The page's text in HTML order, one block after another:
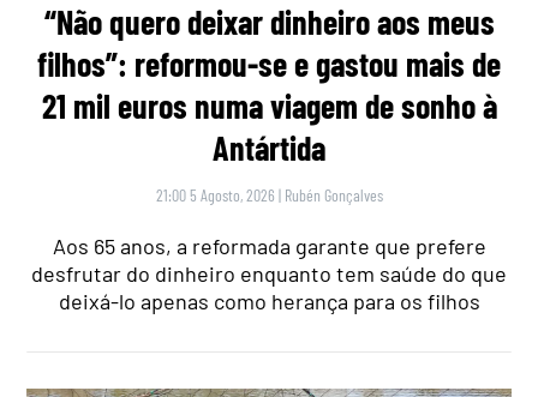
“Não quero deixar dinheiro aos meus
filhos”: reformou-se e gastou mais de
21 mil euros numa viagem de sonho à
Antártida
21:00 5 Agosto, 2026 | Rubén Gonçalves
Aos 65 anos, a reformada garante que prefere
desfrutar do dinheiro enquanto tem saúde do que
deixá-lo apenas como herança para os filhos